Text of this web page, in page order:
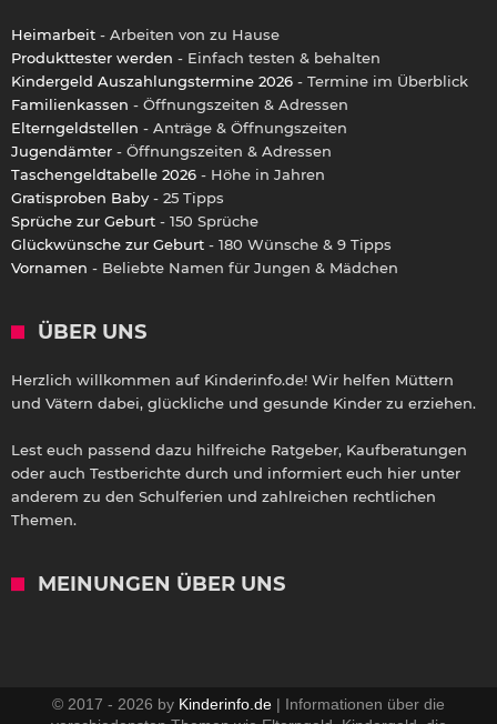
Heimarbeit - Arbeiten von zu Hause
Produkttester werden - Einfach testen & behalten
Kindergeld Auszahlungstermine 2026 - Termine im Überblick
Familienkassen - Öffnungszeiten & Adressen
Elterngeldstellen - Anträge & Öffnungszeiten
Jugendämter - Öffnungszeiten & Adressen
Taschengeldtabelle 2026 - Höhe in Jahren
Gratisproben Baby - 25 Tipps
Sprüche zur Geburt - 150 Sprüche
Glückwünsche zur Geburt - 180 Wünsche & 9 Tipps
Vornamen - Beliebte Namen für Jungen & Mädchen
ÜBER UNS
Herzlich willkommen auf Kinderinfo.de! Wir helfen Müttern
und Vätern dabei, glückliche und gesunde Kinder zu erziehen.
Lest euch passend dazu hilfreiche Ratgeber, Kaufberatungen
oder auch Testberichte durch und informiert euch hier unter
anderem zu den Schulferien und zahlreichen rechtlichen
Themen.
MEINUNGEN ÜBER UNS
© 2017 - 2026 by Kinderinfo.de | Informationen über die